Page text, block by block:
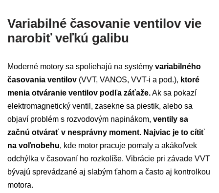
Variabilné časovanie ventilov vie
narobiť veľkú galibu
Moderné motory sa spoliehajú na systémy variabilného
časovania ventilov (VVT, VANOS, VVT-i a pod.), ktoré
menia otváranie ventilov podľa záťaže.Ak sa pokazí
elektromagnetický ventil, zasekne sa piestik, alebo sa
objaví problém s rozvodovým napinákom, ventily sa
začnú otvárať v nesprávny moment. Najviac je to cítiť
na voľnobehu, kde motor pracuje pomaly a akákoľvek
odchýlka v časovaní ho rozkolíše. Vibrácie pri závade VVT
bývajú sprevádzané aj slabým ťahom a často aj kontrolkou
motora.